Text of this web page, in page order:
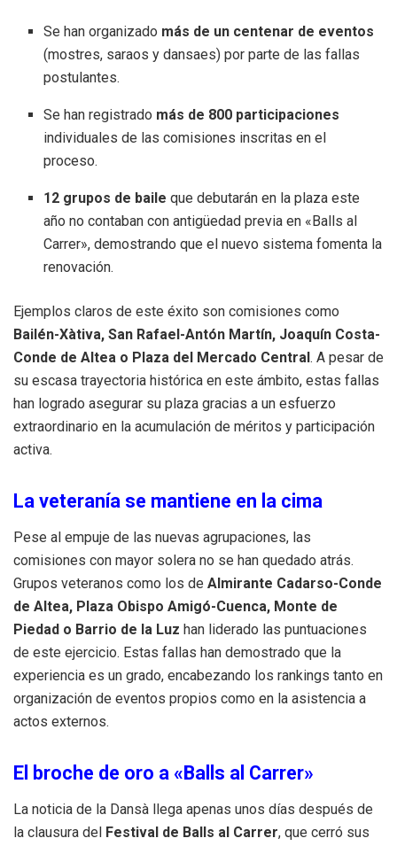
Se han organizado más de un centenar de eventos
(mostres, saraos y dansaes) por parte de las fallas
postulantes.
Se han registrado más de 800 participaciones
individuales de las comisiones inscritas en el
proceso.
12 grupos de baile que debutarán en la plaza este
año no contaban con antigüedad previa en «Balls al
Carrer», demostrando que el nuevo sistema fomenta la
renovación.
Ejemplos claros de este éxito son comisiones como
Bailén-Xàtiva, San Rafael-Antón Martín, Joaquín Costa-
Conde de Altea o Plaza del Mercado Central. A pesar de
su escasa trayectoria histórica en este ámbito, estas fallas
han logrado asegurar su plaza gracias a un esfuerzo
extraordinario en la acumulación de méritos y participación
activa.
La veteranía se mantiene en la cima
Pese al empuje de las nuevas agrupaciones, las
comisiones con mayor solera no se han quedado atrás.
Grupos veteranos como los de Almirante Cadarso-Conde
de Altea, Plaza Obispo Amigó-Cuenca, Monte de
Piedad o Barrio de la Luz han liderado las puntuaciones
de este ejercicio. Estas fallas han demostrado que la
experiencia es un grado, encabezando los rankings tanto en
organización de eventos propios como en la asistencia a
actos externos.
El broche de oro a «Balls al Carrer»
La noticia de la Dansà llega apenas unos días después de
la clausura del Festival de Balls al Carrer, que cerró sus